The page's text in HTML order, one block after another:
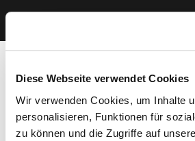
Diese Webseite verwendet Cookies
Wir verwenden Cookies, um Inhalte
personalisieren, Funktionen für
zu können und die Zugriffe auf